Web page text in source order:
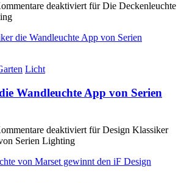
deaktiviert für Die Deckenleuchte
Licht
Wandleuchte App von Serien
deaktiviert für Design Klassiker
Serien Lighting